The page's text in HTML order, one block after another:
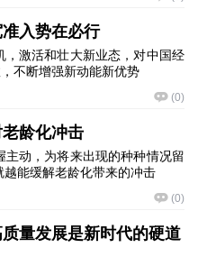
入势在必行
，激活和壮大新业态，对中国经
不断增强新动能新优势
(0)
龄化冲击
主动，为将来出现的种种情况留
能缓解老龄化带来的冲击
(0)
量发展是新时代的硬道